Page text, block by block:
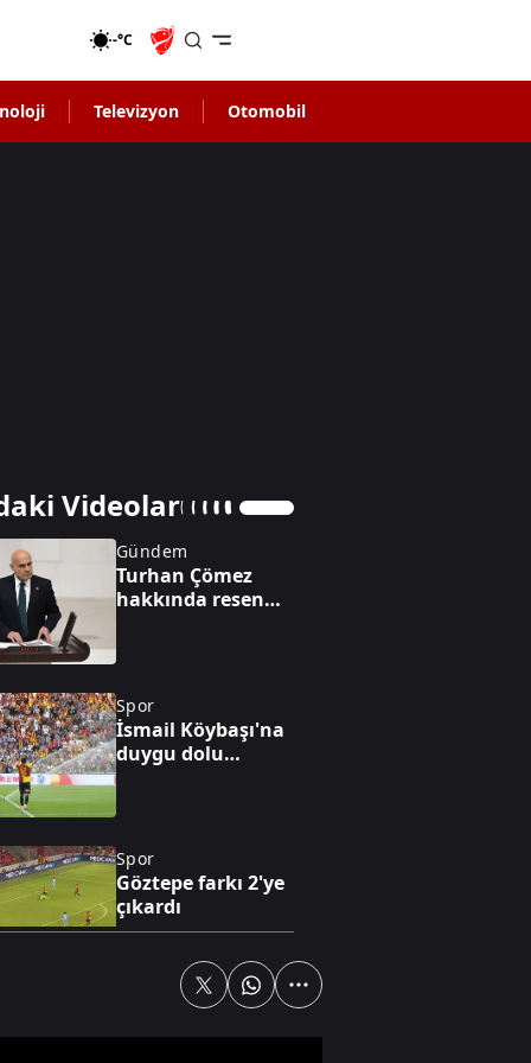
-°C
Televizyon Otomobil
Videolar
Gündem
Turhan Çömez
hakkında resen
Spor
İsmail Köybaşı'na
duygu dolu
Spor
Göztepe farkı 2'ye
çıkardı
Televizyon
Çocuklara dijital